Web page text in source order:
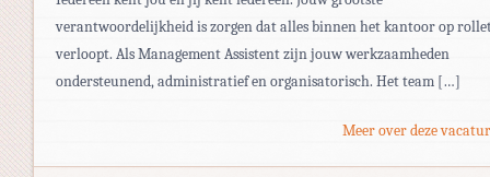
verantwoordelijkheid is zorgen dat alles binnen het kantoor op
verloopt. Als Management Assistent zijn jouw werkzaamheden
ondersteunend, administratief en organisatorisch. Het team […]
Meer over deze